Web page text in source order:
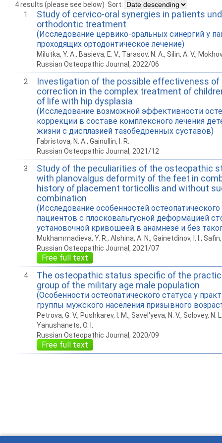
4 results (please see below) Sort:
1
Study of cervico-oral synergies in patients
orthodontic treatment
(Исследование цервико-оральных синергий у
проходящих ортодонтическое лечение)
Milutka, Y. A., Basieva, E. V., Tarasov, N. A., Silin, A. V.,
Russian Osteopathic Journal, 2022/06
2
Investigation of the possible effectiveness
correction in the complex treatment of
of life with hip dysplasia
(Исследование возможной эффективности
коррекции в составе комплексного лечения
жизни с дисплазией тазобедренных суставов)
Fabristova, N. A., Gainullin, I. R.
Russian Osteopathic Journal, 2021/12
3
Study of the peculiarities of the osteopathic
with planovalgus deformity of the feet in
history of placement torticollis and without
combination
(Исследование особенностей остеопатического
пациентов с плосковальгусной деформацией
установочной кривошеей в анамнезе и без
Mukhammadieva, Y. R., Alshina, A. N., Gainetdinov, I. I., Safin,
Russian Osteopathic Journal, 2021/07
Free full text
4
The osteopathic status specific of the
group of the military age male population
(Особенности остеопатического статуса у
группы мужского населения призывного
Petrova, G. V., Pushkarev, I. M., Savel′yeva, N. V., Solovey, N.
Yanushanets, O. I.
Russian Osteopathic Journal, 2020/09
Free full text